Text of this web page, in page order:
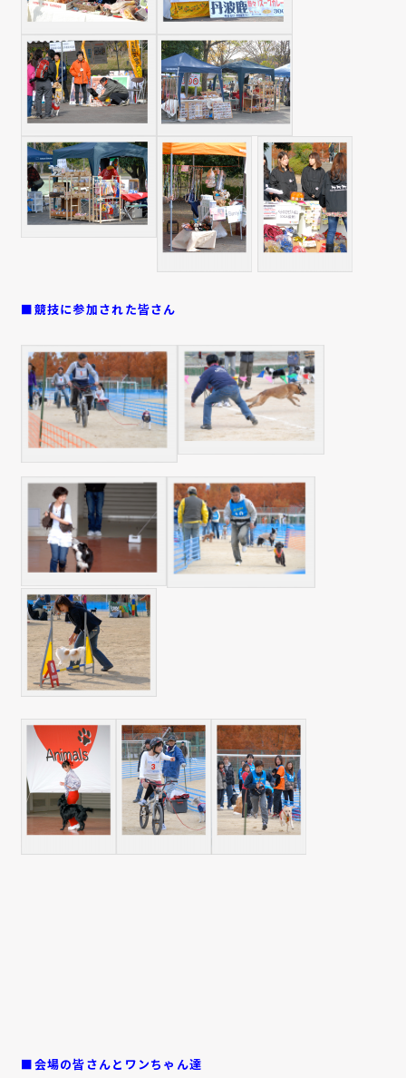
■競技に参加された皆さん
■会場の皆さんとワンちゃん達